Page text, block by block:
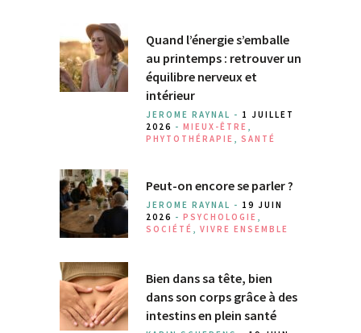
Quand l’énergie s’emballe
au printemps : retrouver un
équilibre nerveux et
intérieur
JEROME RAYNAL - 1 JUILLET
2026 - MIEUX-ÊTRE
PHYTOTHÉRAPIE
SANTÉ
Peut-on encore se parler ?
JEROME RAYNAL - 19 JUIN
2026 - PSYCHOLOGIE
SOCIÉTÉ
VIVRE ENSEMBLE
Bien dans sa tête, bien
dans son corps grâce à des
intestins en plein santé